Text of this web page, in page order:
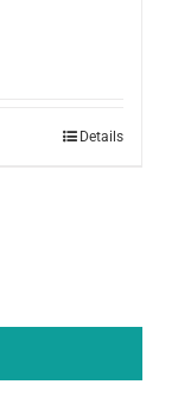
Details